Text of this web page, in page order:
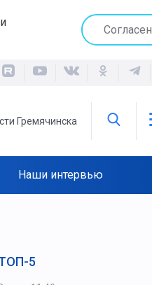
Согласен
Гремячинска
Наши интервью
5